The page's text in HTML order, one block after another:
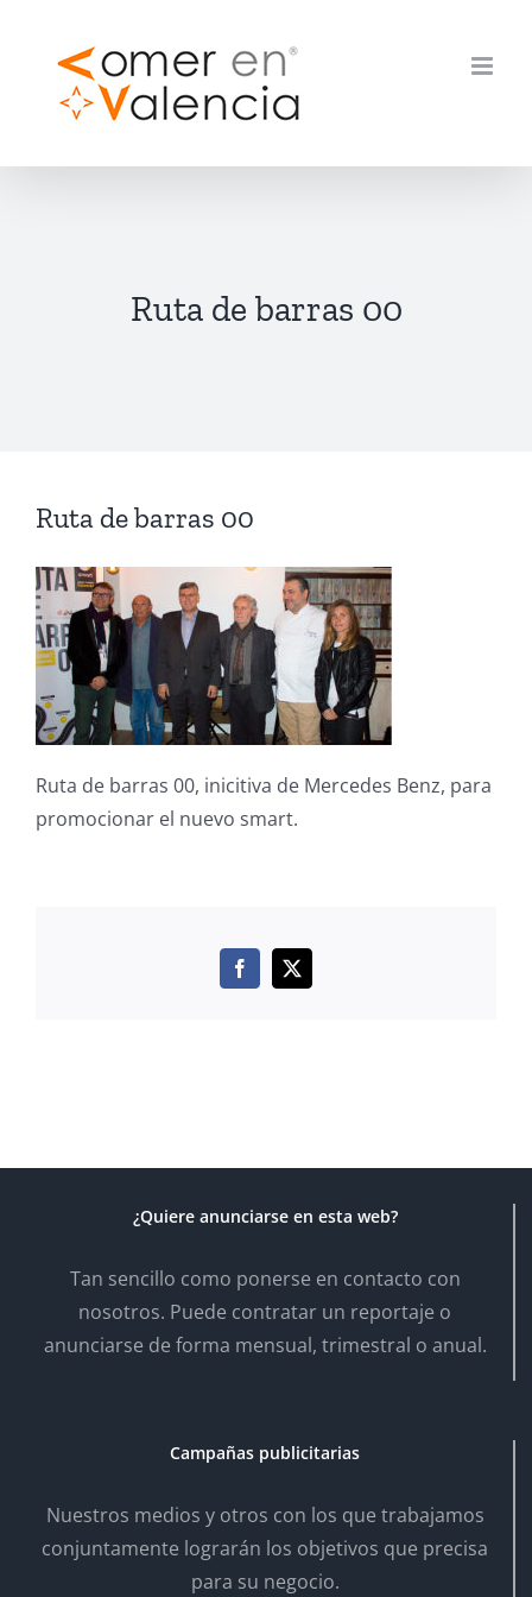
Ruta de barras 00
Ruta de barras 00
Ruta de barras 00, inicitiva de Mercedes Benz, para
promocionar el nuevo smart.
Facebook
X
¿Quiere anunciarse en esta web?
Tan sencillo como ponerse en contacto con
nosotros. Puede contratar un reportaje o
anunciarse de forma mensual, trimestral o anual.
Campañas publicitarias
Nuestros medios y otros con los que trabajamos
conjuntamente lograrán los objetivos que precisa
para su negocio.